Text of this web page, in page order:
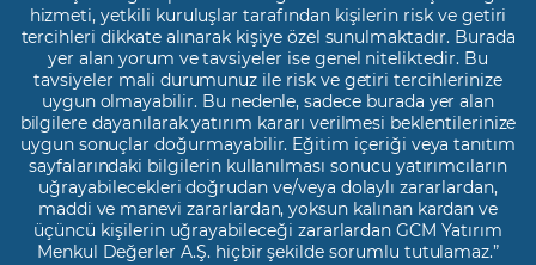
hizmeti, yetkili kuruluşlar tarafından kişilerin risk ve getiri
tercihleri dikkate alınarak kişiye özel sunulmaktadır. Burada
yer alan yorum ve tavsiyeler ise genel niteliktedir. Bu
tavsiyeler mali durumunuz ile risk ve getiri tercihlerinize
uygun olmayabilir. Bu nedenle, sadece burada yer alan
bilgilere dayanılarak yatırım kararı verilmesi beklentilerinize
uygun sonuçlar doğurmayabilir. Eğitim içeriği veya tanıtım
sayfalarındaki bilgilerin kullanılması sonucu yatırımcıların
uğrayabilecekleri doğrudan ve/veya dolaylı zararlardan,
maddi ve manevi zararlardan, yoksun kalınan kardan ve
üçüncü kişilerin uğrayabileceği zararlardan GCM Yatırım
Menkul Değerler A.Ş. hiçbir şekilde sorumlu tutulamaz.”